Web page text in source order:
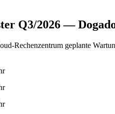
Q3/2026 —
Rechenzentrum geplante